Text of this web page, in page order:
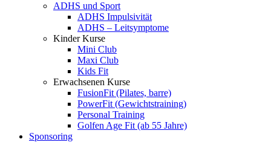
ADHS und Sport
ADHS Impulsivität
ADHS – Leitsymptome
Kinder Kurse
Mini Club
Maxi Club
Kids Fit
Erwachsenen Kurse
FusionFit (Pilates, barre)
PowerFit (Gewichtstraining)
Personal Training
Golfen Age Fit (ab 55 Jahre)
Sponsoring